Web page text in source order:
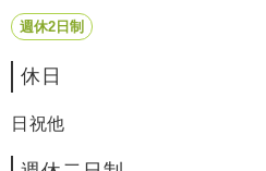
週休2日制
休日
日祝他